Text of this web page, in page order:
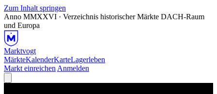
Zum Inhalt springen
Anno MMXXVI · Verzeichnis historischer Märkte DACH-Raum
und Europa
Marktvogt
MärkteKalenderKarteLagerleben
Markt einreichen Anmelden